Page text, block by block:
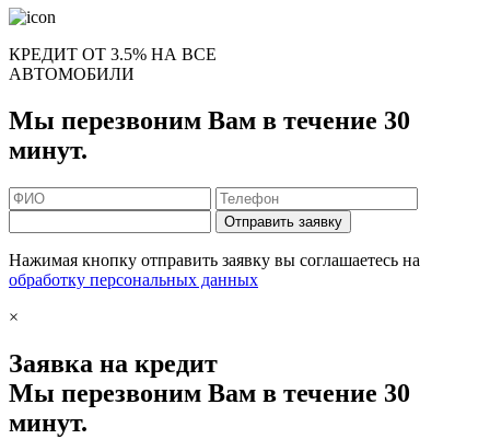
КРЕДИТ ОТ 3.5% НА ВСЕ
АВТОМОБИЛИ
Мы перезвоним Вам в течение 30
минут.
Отправить заявку
Нажимая кнопку отправить заявку вы соглашаетесь на
обработку персональных данных
×
Заявка на кредит
Мы перезвоним Вам в течение 30
минут.